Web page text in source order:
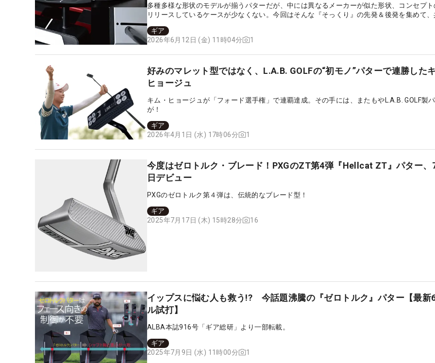
多種多様な形状のモデルが揃うパターだが、中には異なるメーカーが似た形状、コンセプ
リリースしているケースが少なくない。今回はそんな『そっくり』の先発＆後発を集めて、
ギア
2026年6月12日 (金) 11時04分
1
好みのマレット型ではなく、L.A.B. GOLFの“初モノ”パターで連勝した
ヒョージュ
キム・ヒョージュが「フォード選手権」で連覇達成。その手には、またもやL.A.B. GOLF製
が！
ギア
2026年4月1日 (水) 17時06分
1
今度はゼロトルク・ブレード！PXGのZT第4弾『Hellcat ZT』パター、
日デビュー
PXGのゼロトルク第４弾は、伝統的なブレード型！
ギア
2025年7月17日 (木) 15時28分
16
イップスに悩む人も救う!? 今話題沸騰の『ゼロトルク』パター【最新
ル試打】
ALBA本誌916号「ギア総研」より一部転載。
ギア
2025年7月9日 (水) 11時00分
1